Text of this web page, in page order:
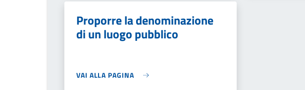
Proporre la denominazione
di un luogo pubblico
VAI ALLA PAGINA